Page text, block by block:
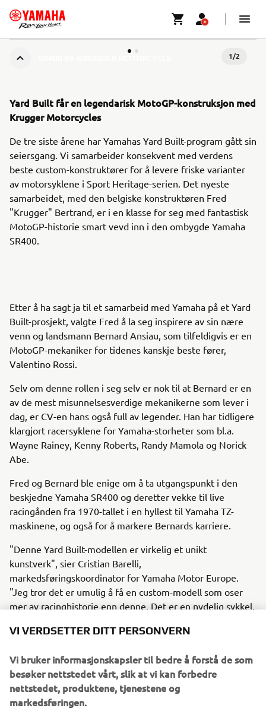
1/2
Yard Built får en legendarisk MotoGP-konstruksjon med
Krugger Motorcycles
De tre siste årene har Yamahas Yard Built-program gått sin
seiersgang. Vi samarbeider konsekvent med verdens
beste custom-konstruktører for å levere friske varianter
av motorsyklene i Sport Heritage-serien. Det nyeste
samarbeidet, med den belgiske konstruktøren Fred
"Krugger" Bertrand, er i en klasse for seg med fantastisk
MotoGP-historie smart vevd inn i den ombygde Yamaha
SR400.
Etter å ha sagt ja til et samarbeid med Yamaha på et Yard
Built-prosjekt, valgte Fred å la seg inspirere av sin nære
venn og landsmann Bernard Ansiau, som tilfeldigvis er en
MotoGP-mekaniker for tidenes kanskje beste fører,
Valentino Rossi.
Selv om denne rollen i seg selv er nok til at Bernard er en
av de mest misunnelsesverdige mekanikerne som lever i
dag, er CV-en hans også full av legender. Han har tidligere
klargjort racersyklene for Yamaha-storheter som bl.a.
Wayne Rainey, Kenny Roberts, Randy Mamola og Norick
Abe.
Fred og Bernard ble enige om å ta utgangspunkt i den
beskjedne Yamaha SR400 og deretter vekke til live
racingånden fra 1970-tallet i en hyllest til Yamaha TZ-
maskinene, og også for å markere Bernards karriere.
"Denne Yard Built-modellen er virkelig et unikt
kunstverk", sier Cristian Barelli,
markedsføringskoordinator for Yamaha Motor Europe.
"Jeg tror det er umulig å få en custom-modell som oser
mer av racinghistorie enn denne. Det er en nydelig sykkel,
detaljer finner du å glede deg over. Man ville vanligvis ikke
konstruksjonen er så autentisk som det er mulig å bli – en
ekte Yard Built-spesialmodell!"
VI VERDSETTER DITT PERSONVERN
Vi bruker informasjonskapsler til bedre å forstå de som
besøker nettstedet vårt, slik at vi kan forbedre
nettstedet, produktene, tjenestene og
markedsføringen.